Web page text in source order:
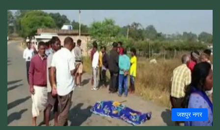
जशपुर नगर